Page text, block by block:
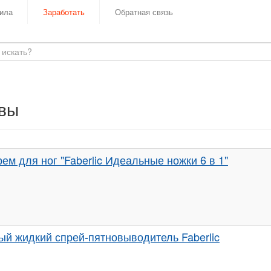
Заработать Обратная связь
для ног "Faberlic Идеальные ножки 6 в 1"
жидкий спрей-пятновыводитель Faberlic